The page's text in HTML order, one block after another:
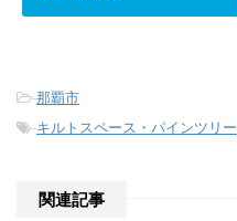
-那覇市
-キルトスペース・パインツリー
関連記事